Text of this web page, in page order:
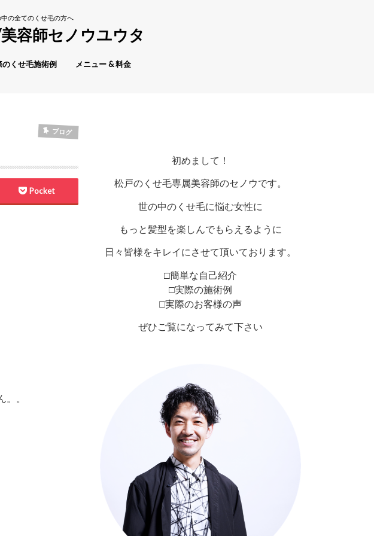
の全てのくせ毛の方へ
容師セノウユウタ
のくせ毛施術例
メニュー & 料金
ブログ
Pocket
。
初めまして！
松戸のくせ毛専属美容師のセノウです。
世の中のくせ毛に悩む女性に
もっと髪型を楽しんでもらえるように
日々皆様をキレイにさせて頂いております。
□簡単な自己紹介
□実際の施術例
□実際のお客様の声
ぜひご覧になってみて下さい